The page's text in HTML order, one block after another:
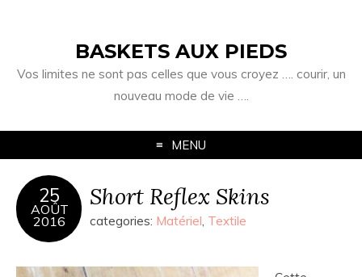
BASKETS AUX PIEDS
Vos limites ne sont pas celles que vous croyez …. courir, un
nouveau mode de vie ….
MENU
25
AOÛT
2016
Short Reflex Skins
categories: Matériel, Textile